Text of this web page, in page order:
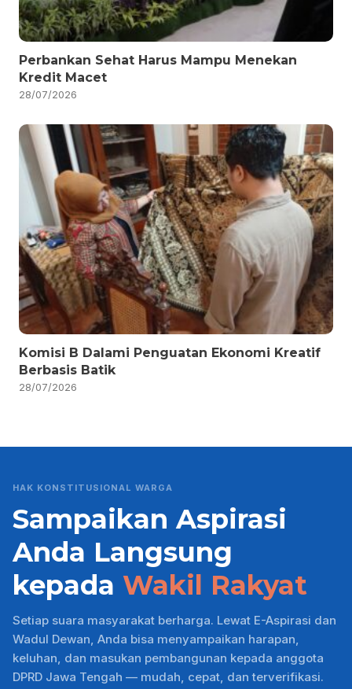
Perbankan Sehat Harus Mampu Menekan
Kredit Macet
28/07/2026
Komisi B Dalami Penguatan Ekonomi Kreatif
Berbasis Batik
28/07/2026
HAK KONSTITUSIONAL WARGA
Sampaikan Aspirasi
Anda Langsung
kepada Wakil Rakyat
Setiap suara masyarakat berharga. Lewat E-Aspirasi dan
Wadul Dewan, Anda bisa menyampaikan harapan,
keluhan, dan masukan pembangunan kepada anggota
DPRD Jawa Tengah — mudah, cepat, dan terverifikasi.